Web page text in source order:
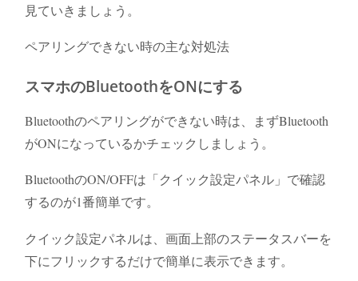
見ていきましょう。
ペアリングできない時の主な対処法
スマホのBluetoothをONにする
Bluetoothのペアリングができない時は、まずBluetooth
がONになっているかチェックしましょう。
BluetoothのON/OFFは「クイック設定パネル」で確認
するのが1番簡単です。
クイック設定パネルは、画面上部のステータスバーを
下にフリックするだけで簡単に表示できます。